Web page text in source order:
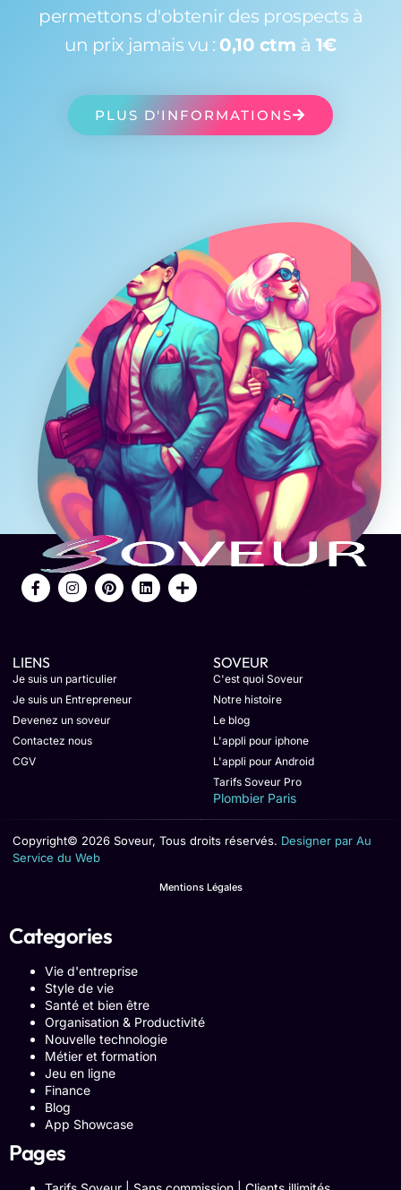
permettons d'obtenir des prospects à
un prix jamais vu : 0,10 ctm à 1€
PLUS D'INFORMATIONS
LIENS
Je suis un particulier
Je suis un Entrepreneur
Devenez un soveur
Contactez nous
CGV
SOVEUR
C'est quoi Soveur
Notre histoire
Le blog
L'appli pour iphone
L'appli pour Android
Tarifs Soveur Pro
Plombier Paris
Copyright© 2026 Soveur, Tous droits réservés. Designer par Au
Service du Web
Mentions Légales
Categories
Vie d'entreprise
Style de vie
Santé et bien être
Organisation & Productivité
Nouvelle technologie
Métier et formation
Jeu en ligne
Finance
Blog
App Showcase
Pages